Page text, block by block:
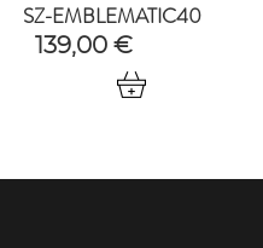
SZ-EMBLEMATIC40
139,00 €